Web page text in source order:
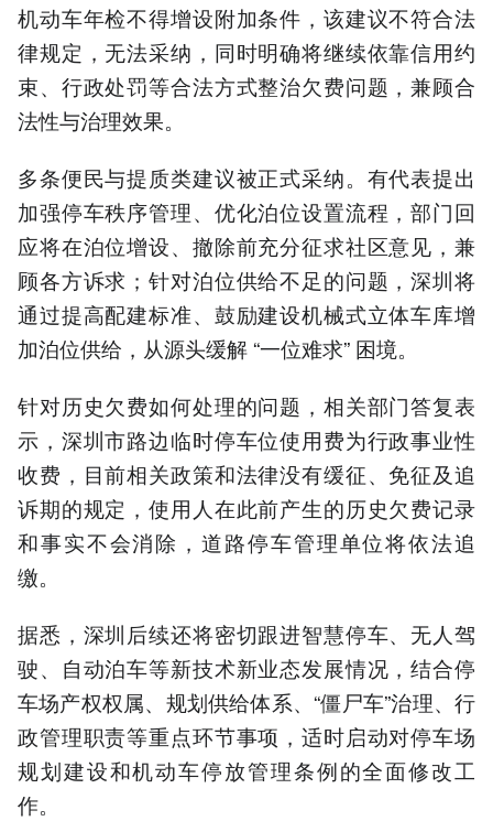
机动车年检不得增设附加条件，该建议不符合法
律规定，无法采纳，同时明确将继续依靠信用约
束、行政处罚等合法方式整治欠费问题，兼顾合
法性与治理效果。
多条便民与提质类建议被正式采纳。有代表提出
加强停车秩序管理、优化泊位设置流程，部门回
应将在泊位增设、撤除前充分征求社区意见，兼
顾各方诉求；针对泊位供给不足的问题，深圳将
通过提高配建标准、鼓励建设机械式立体车库增
加泊位供给，从源头缓解 “一位难求” 困境。
针对历史欠费如何处理的问题，相关部门答复表
示，深圳市路边临时停车位使用费为行政事业性
收费，目前相关政策和法律没有缓征、免征及追
诉期的规定，使用人在此前产生的历史欠费记录
和事实不会消除，道路停车管理单位将依法追
缴。
据悉，深圳后续还将密切跟进智慧停车、无人驾
驶、自动泊车等新技术新业态发展情况，结合停
车场产权权属、规划供给体系、“僵尸车”治理、行
政管理职责等重点环节事项，适时启动对停车场
规划建设和机动车停放管理条例的全面修改工
作。